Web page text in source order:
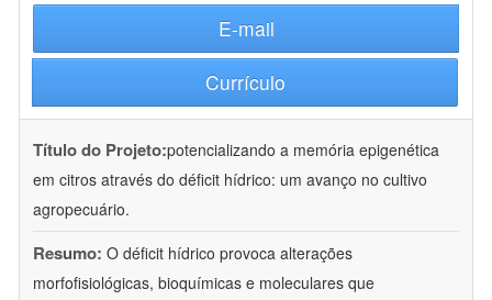
E-mail
Currículo
Título do Projeto:potencializando a memória epigenética
em citros através do déficit hídrico: um avanço no cultivo
agropecuário.
Resumo: O déficit hídrico provoca alterações
morfofisiológicas, bioquímicas e moleculares que